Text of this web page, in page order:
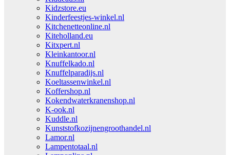
Kidzstore.eu
Kinderfeestjes-winkel.nl
Kitchenetteonline.nl
Kiteholland.eu
Kitxpert.nl
Kleinkantoor.nl
Knuffelkado.nl
Knuffelparadijs.nl
Koeltassenwinkel.nl
Koffershop.nl
Kokendwaterkranenshop.nl
K-ook.nl
Kuddle.nl
Kunststofkozijnengroothandel.nl
Lamor.nl
Lampentotaal.nl